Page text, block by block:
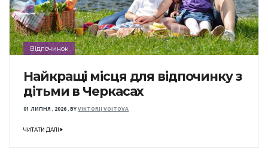
Відпочинок
Найкращі місця для відпочинку з
дітьми в Черкасах
01 ЛИПНЯ , 2026,BYVIKTORIJ VOITOVA
ЧИТАТИ ДАЛІ